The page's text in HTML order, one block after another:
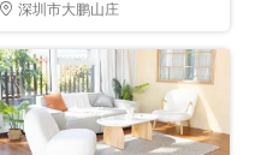
深圳市大鹏山庄